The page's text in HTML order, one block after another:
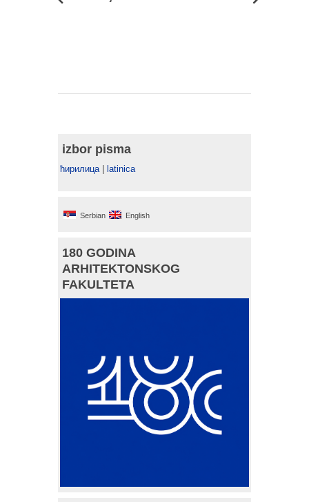
izbor pisma
ћирилица latinica
Serbian English
180 GODINA
ARHITEKTONSKOG
FAKULTETA